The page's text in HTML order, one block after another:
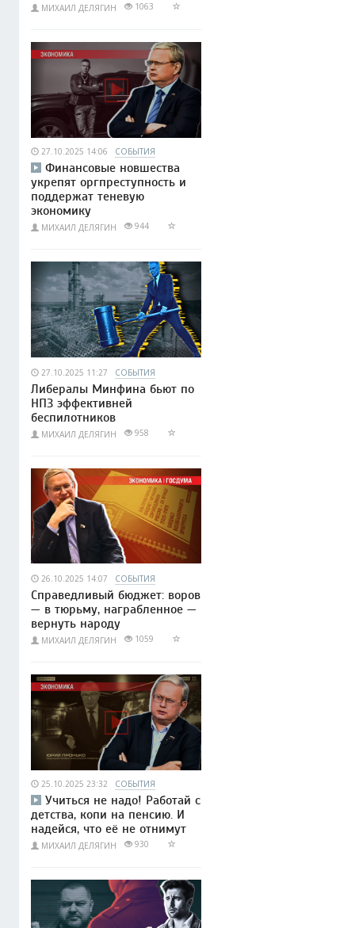
МИХАИЛ ДЕЛЯГИН 1063
27.10.2025 14:06 СОБЫТИЯ
Финансовые новшества
укрепят оргпреступность и
поддержат теневую
экономику
МИХАИЛ ДЕЛЯГИН 944
27.10.2025 11:27 СОБЫТИЯ
Либералы Минфина бьют по
НПЗ эффективней
беспилотников
МИХАИЛ ДЕЛЯГИН 958
26.10.2025 14:07 СОБЫТИЯ
Справедливый бюджет: воров
— в тюрьму, награбленное —
вернуть народу
МИХАИЛ ДЕЛЯГИН 1059
25.10.2025 23:32 СОБЫТИЯ
Учиться не надо! Работай с
детства, копи на пенсию. И
надейся, что её не отнимут
МИХАИЛ ДЕЛЯГИН 930